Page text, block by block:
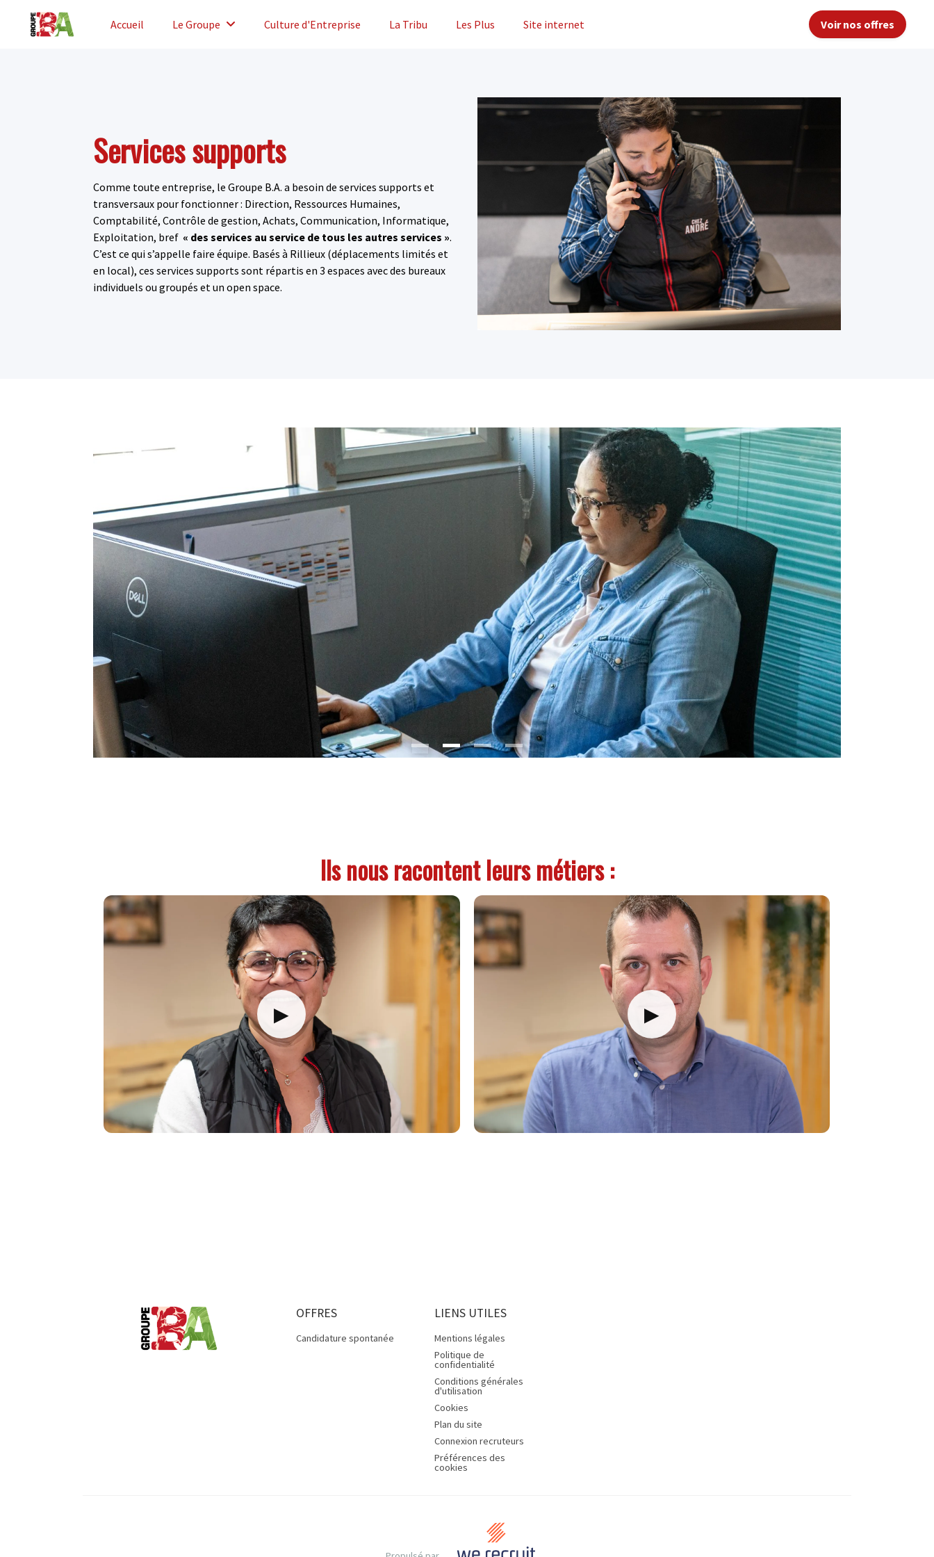
Accueil Le Groupe Culture d'Entreprise La Tribu Les Plus Site internet Voir nos offres
Services supports
Comme toute entreprise, le Groupe B.A. a besoin de services supports et
transversaux pour fonctionner : Direction, Ressources Humaines,
Comptabilité, Contrôle de gestion, Achats, Communication, Informatique,
Exploitation, bref « des services au service de tous les autres services ».
C’est ce qui s’appelle faire équipe. Basés à Rillieux (déplacements limités et
en local), ces services supports sont répartis en 3 espaces avec des bureaux
individuels ou groupés et un open space.
Ils nous racontent leurs métiers :
OFFRES
Candidature spontanée
LIENS UTILES
Mentions légales
Politique de
confidentialité
Conditions générales
d'utilisation
Cookies
Plan du site
Connexion recruteurs
Préférences des
cookies